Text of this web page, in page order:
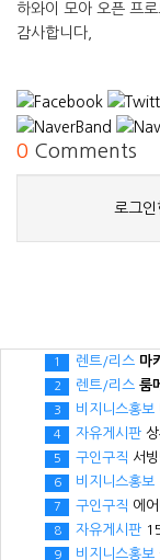
하와이 모아 오픈 프
감사합니다,
0 Comments
로그인
1 렌트/리스 마
2 렌트/리스 룸
3 비지니스홍보
4 자유게시판
5 구인구직 서
6 비지니스홍보
7 구인구직 에
8 자유게시판
9 비지니스홍보